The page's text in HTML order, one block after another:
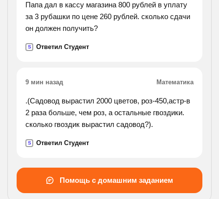
Папа дал в кассу магазина 800 рублей в уплату
за 3 рубашки по цене 260 рублей. сколько сдачи
он должен получить?
S Ответил Студент
9 мин назад Математика
.(Садовод вырастил 2000 цветов, роз-450,астр-в
2 раза больше, чем роз, а остальные гвоздики.
сколько гвоздик вырастил садовод?).
S Ответил Студент
Помощь с домашним заданием